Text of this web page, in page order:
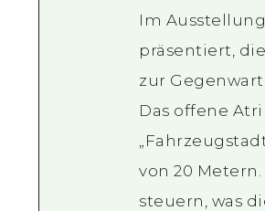
Im
präsentiert,
zur
Das offene
von 20
steuern, was